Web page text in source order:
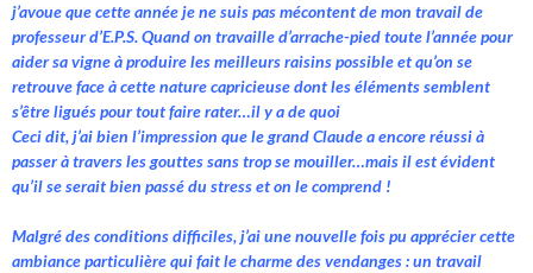
j’avoue que cette année je ne suis pas mécontent de mon travail de
professeur d’E.P.S. Quand on travaille d’arrache-pied toute l’année pour
aider sa vigne à produire les meilleurs raisins possible et qu’on se
retrouve face à cette nature capricieuse dont les éléments semblent
s’être ligués pour tout faire rater…il y a de quoi
Ceci dit, j’ai bien l’impression que le grand Claude a encore réussi à
passer à travers les gouttes sans trop se mouiller…mais il est évident
qu’il se serait bien passé du stress et on le comprend !
Malgré des conditions difficiles, j’ai une nouvelle fois pu apprécier cette
ambiance particulière qui fait le charme des vendanges : un travail